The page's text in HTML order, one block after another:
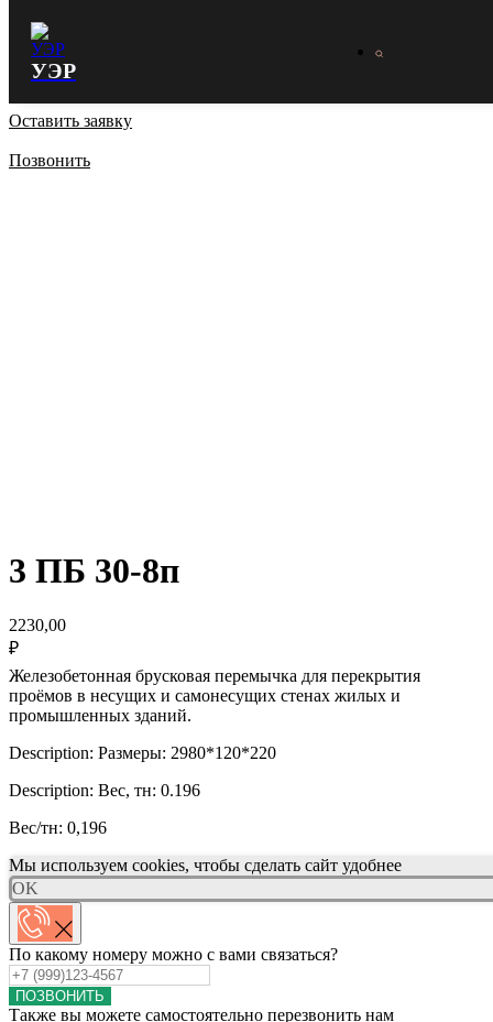
УЭР
Оставить заявку
Позвонить
3 ПБ 30-8п
2230,00
₽
Железобетонная брусковая перемычка для перекрытия
проёмов в несущих и самонесущих стенах жилых и
промышленных зданий.
Description: Размеры: 2980*120*220
Description: Вес, тн: 0.196
Вес/тн: 0,196
Мы используем cookies, чтобы сделать сайт удобнее
OK
По какому номеру можно с вами связаться?
ПОЗВОНИТЬ
Также вы можете самостоятельно перезвонить нам